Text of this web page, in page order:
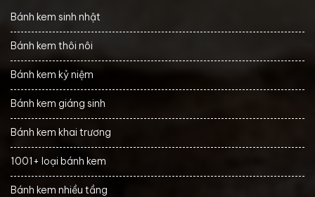
Bánh kem sinh nhật
Bánh kem thôi nôi
Bánh kem kỷ niệm
Bánh kem giáng sinh
Bánh kem khai trương
1001+ loại bánh kem
Bánh kem nhiều tầng